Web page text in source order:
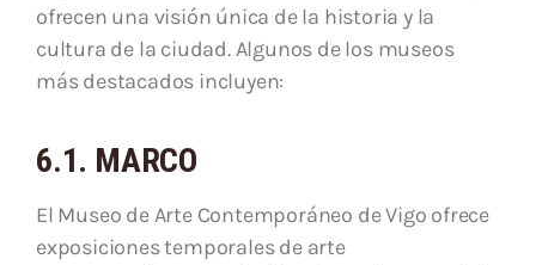
ofrecen una visión única de la historia y la
cultura de la ciudad. Algunos de los museos
más destacados incluyen:
6.1. MARCO
El Museo de Arte Contemporáneo de Vigo ofrece
exposiciones temporales de arte